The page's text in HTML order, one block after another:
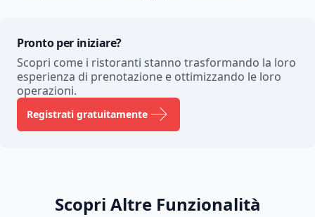
Pronto per iniziare?
Scopri come i ristoranti stanno trasformando la loro
esperienza di prenotazione e ottimizzando le loro
operazioni.
Registrati gratuitamente
Scopri Altre Funzionalità